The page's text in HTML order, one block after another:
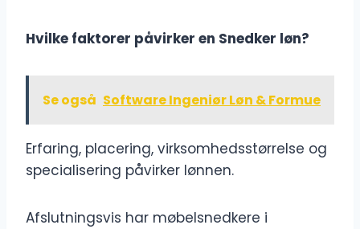
Hvilke faktorer påvirker en Snedker løn?
Se også Software Ingeniør Løn & Formue
Erfaring, placering, virksomhedsstørrelse og
specialisering påvirker lønnen.
Afslutningsvis har møbelsnedkere i